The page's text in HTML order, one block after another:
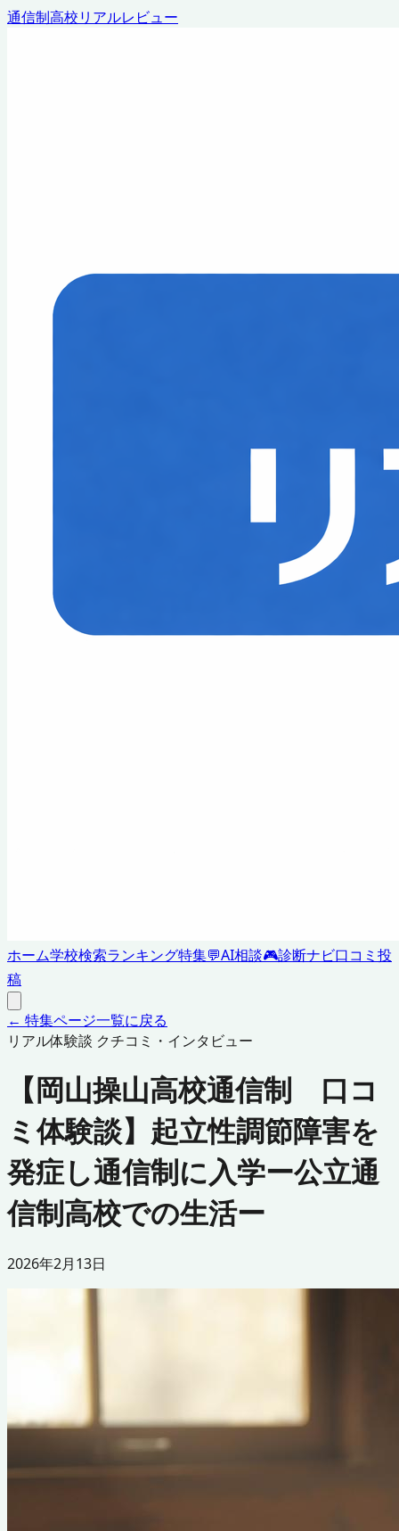
通信制高校リアルレビュー
ホーム学校検索ランキング特集💬AI相談🎮診断ナビ口コミ投
稿
← 特集ページ一覧に戻る
リアル体験談 クチコミ・インタビュー
【岡山操山高校通信制 口コ
ミ体験談】起立性調節障害を
発症し通信制に入学ー公立通
信制高校での生活ー
2026年2月13日